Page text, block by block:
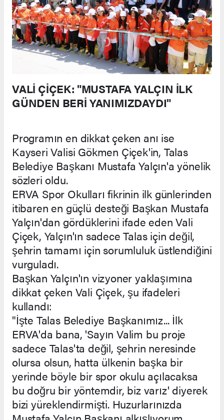
VALİ ÇİÇEK: "MUSTAFA YALÇIN İLK
GÜNDEN BERİ YANIMIZDAYDI"
Programın en dikkat çeken anı ise
Kayseri Valisi Gökmen Çiçek'in, Talas
Belediye Başkanı Mustafa Yalçın'a yönelik
sözleri oldu.
ERVA Spor Okulları fikrinin ilk günlerinden
itibaren en güçlü desteği Başkan Mustafa
Yalçın'dan gördüklerini ifade eden Vali
Çiçek, Yalçın'ın sadece Talas için değil,
şehrin tamamı için sorumluluk üstlendiğini
vurguladı.
Başkan Yalçın'ın vizyoner yaklaşımına
dikkat çeken Vali Çiçek, şu ifadeleri
kullandı:
"İşte Talas Belediye Başkanımız... İlk
ERVA'da bana, 'Sayın Valim bu proje
sadece Talas'ta değil, şehrin neresinde
olursa olsun, hatta ülkenin başka bir
yerinde böyle bir spor okulu açılacaksa
bu doğru bir yöntemdir, biz varız' diyerek
bizi yüreklendirmişti. Huzurlarınızda